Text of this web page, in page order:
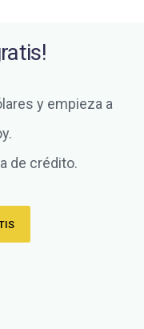
y empieza a
de crédito.